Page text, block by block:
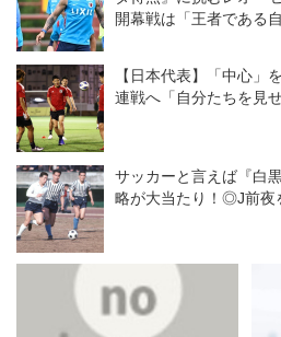
開幕戦は「王者である
【日本代表】「中心」
連戦へ「自分たちを見せ
サッカーと言えば『白
略が大当たり！◎J前夜